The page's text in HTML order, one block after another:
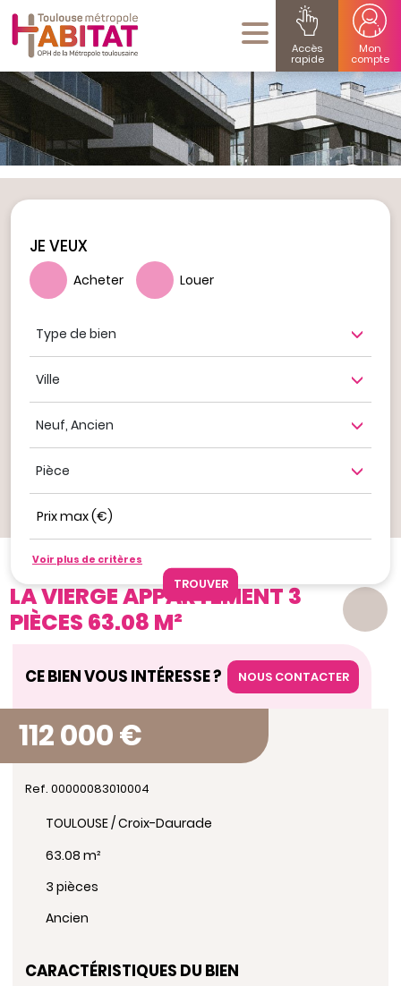
Accès
rapide
Mon
compte
Voir plus de critères
JE VEUX
Acheter Louer
Ville
Neuf, ancien
Nombre de pièce
Prix max (€)
Nos offres TOULOUSE - CROIX DAURADE - 0083-01-0004
Ajouter aux favoris
LA VIERGE APPARTEMENT 3
PIÈCES 63.08 M²
CE BIEN VOUS INTÉRESSE ? NOUS CONTACTER
112 000 €
Ref. 00000083010004
TOULOUSE / Croix-Daurade
63.08 m²
3 pièces
Ancien
CARACTÉRISTIQUES DU BIEN